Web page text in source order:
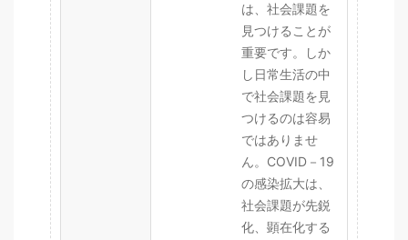
は、社会課題を
見つけることが
重要です。しか
し日常生活の中
で社会課題を見
つけるのは容易
ではありませ
ん。COVID－19
の感染拡大は、
社会課題が先鋭
化、顕在化する